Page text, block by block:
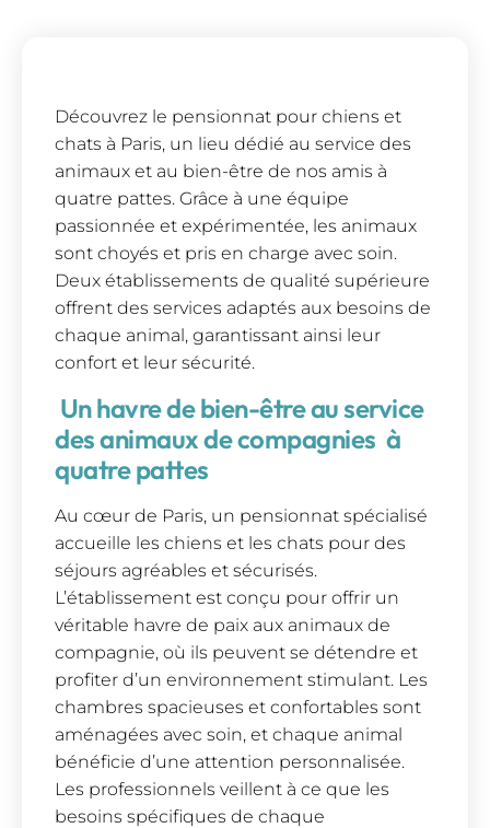
Découvrez le pensionnat pour chiens et
chats à Paris, un lieu dédié au service des
animaux et au bien-être de nos amis à
quatre pattes. Grâce à une équipe
passionnée et expérimentée, les animaux
sont choyés et pris en charge avec soin.
Deux établissements de qualité supérieure
offrent des services adaptés aux besoins de
chaque animal, garantissant ainsi leur
confort et leur sécurité.
Un havre de bien-être au service
des animaux de compagnies à
quatre pattes
Au cœur de Paris, un pensionnat spécialisé
accueille les chiens et les chats pour des
séjours agréables et sécurisés.
L’établissement est conçu pour offrir un
véritable havre de paix aux animaux de
compagnie, où ils peuvent se détendre et
profiter d’un environnement stimulant. Les
chambres spacieuses et confortables sont
aménagées avec soin, et chaque animal
bénéficie d’une attention personnalisée.
Les professionnels veillent à ce que les
besoins spécifiques de chaque